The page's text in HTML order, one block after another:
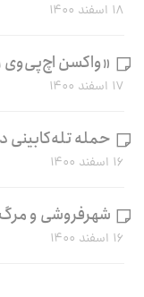
۱۸ اسفند ۱۴۰۰
«واکسن اچ‌پی‌وی
۱۷ اسفند ۱۴۰۰
حمله
۱۶ اسفند ۱۴۰۰
شهرفروشی و مرگ
۱۶ اسفند ۱۴۰۰